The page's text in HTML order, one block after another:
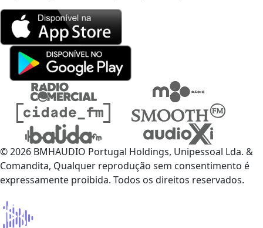
© 2026 BMHAUDIO Portugal Holdings, Unipessoal Lda. &
Comandita, Qualquer reprodução sem consentimento é
expressamente proibida. Todos os direitos reservados.